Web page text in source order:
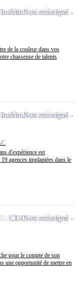
de la couleur dans vos
chasseuse de talents
IntérimNon renseigné
offre à ma sélection
d'expérience est
agences implantées dans le
IntérimNon renseigné
offre à ma sélection
pour le compte de son
une opportunité de mettre en
CDINon renseigné
offre à ma sélection